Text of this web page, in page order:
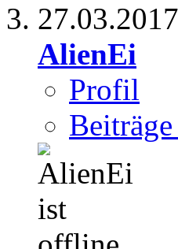
AlienEi
Profil